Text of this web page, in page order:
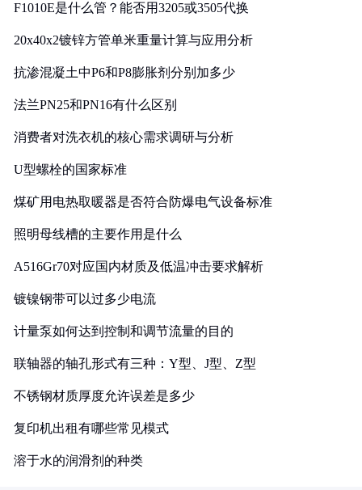
F1010E是什么管？能否用3205或3505代换
20x40x2镀锌方管单米重量计算与应用分析
抗渗混凝土中P6和P8膨胀剂分别加多少
法兰PN25和PN16有什么区别
消费者对洗衣机的核心需求调研与分析
U型螺栓的国家标准
煤矿用电热取暖器是否符合防爆电气设备标准
照明母线槽的主要作用是什么
A516Gr70对应国内材质及低温冲击要求解析
镀镍钢带可以过多少电流
计量泵如何达到控制和调节流量的目的
联轴器的轴孔形式有三种：Y型、J型、Z型
不锈钢材质厚度允许误差是多少
复印机出租有哪些常见模式
溶于水的润滑剂的种类